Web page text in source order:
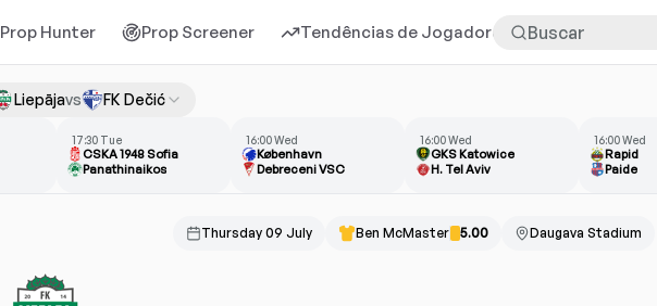
Prop Hunter Prop Screener Tendências de Jogadores Mais
Liepājavs FK Dečić
17:30 Tue
CSKA 1948 Sofia
Panathinaikos
16:00 Wed
København
Debreceni VSC
16:00 Wed
GKS Katowice
H. Tel Aviv
16:00 Wed
Rapid
Paide
Thursday 09 July Ben McMaster 5.00 Daugava Stadium